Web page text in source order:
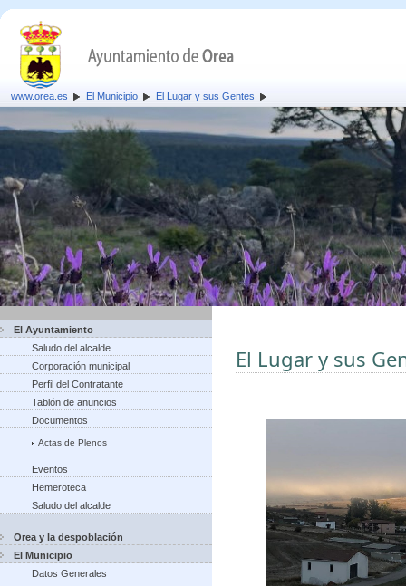
www.orea.es El Municipio El Lugar y sus Gentes
El Ayuntamiento
Saludo del alcalde
Corporación municipal
Perfil del Contratante
Tablón de anuncios
Documentos
Actas de Plenos
Eventos
Hemeroteca
Saludo del alcalde
Orea y la despoblación
El Municipio
Datos Generales
El Lugar y sus